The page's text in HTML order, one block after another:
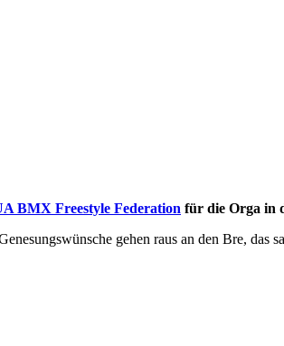
BMX Freestyle Federation für die Orga in
gehen raus an den Bre, das